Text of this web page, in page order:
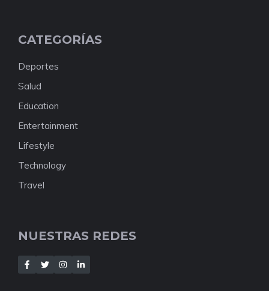
CATEGORÍAS
Deportes
Salud
Education
Entertainment
Lifestyle
Technology
Travel
NUESTRAS REDES